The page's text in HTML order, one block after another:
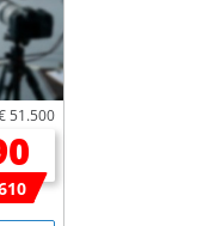
51.500